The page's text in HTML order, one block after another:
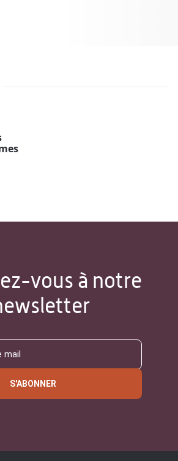
vous à notre
S'ABONNER